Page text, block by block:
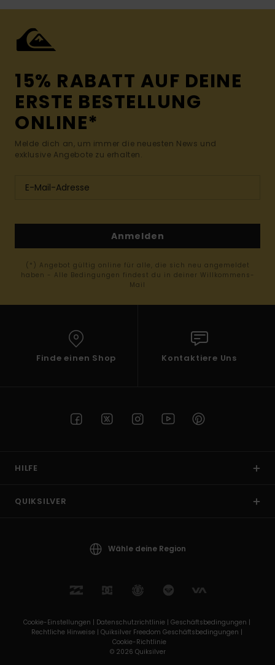
15% RABATT AUF DEINE
ERSTE BESTELLUNG
ONLINE*
Melde dich an, um immer die neuesten News und
exklusive Angebote zu erhalten.
Anmelden
(*) Angebot gültig online für alle, die sich neu angemeldet
haben - Alle Bedingungen findest du in deiner Willkommens-
Mail
Finde einen Shop Kontaktiere Uns
HILFE
QUIKSILVER
Wähle deine Region
Cookie-Einstellungen | Datenschutzrichtlinie | Geschäftsbedingungen |
Rechtliche Hinweise | Quiksilver Freedom Geschäftsbedingungen |
Cookie-Richtlinie
© 2026 Quiksilver